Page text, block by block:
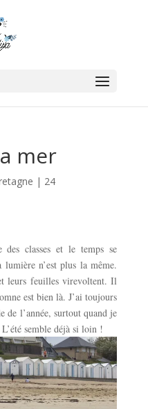
mer
| 24
classes et le temps se
n’est plus la même.
leurs feuilles virevoltent. Il
est bien là. J’ai toujours
de l’année, surtout quand je
semble déjà si loin !